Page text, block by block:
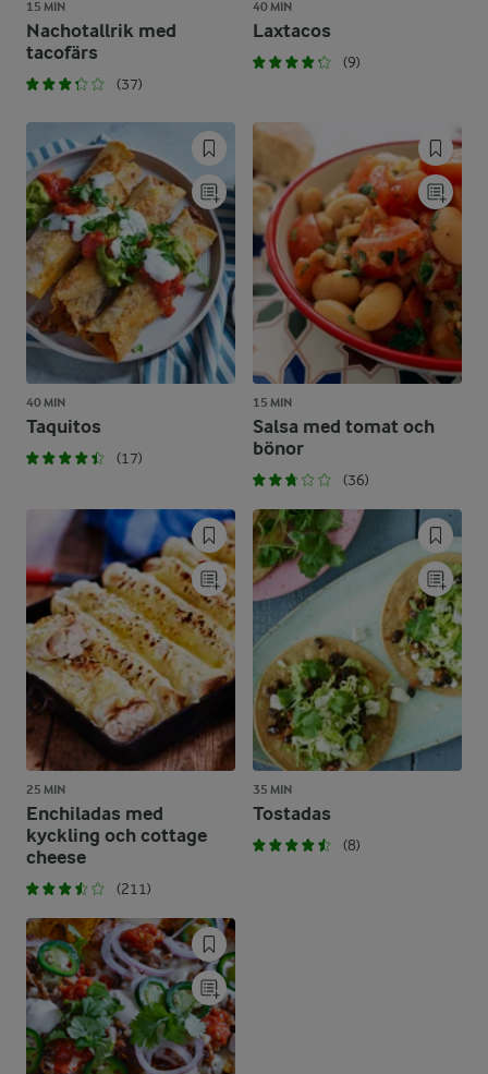
15 MIN
Nachotallrik med
tacofärs
(37)
40 MIN
Laxtacos
(9)
40 MIN
Taquitos
(17)
15 MIN
Salsa med tomat och
bönor
(36)
25 MIN
Enchiladas med
kyckling och cottage
cheese
(211)
35 MIN
Tostadas
(8)